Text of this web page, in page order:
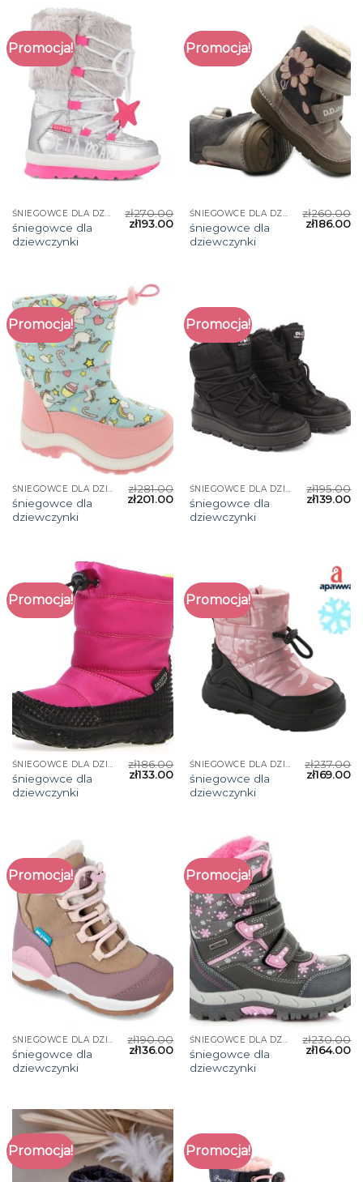
Promocja!
ŚNIEGOWCE DLA DZIEWCZYNKI
śniegowce dla
dziewczynki
zł270.00
zł193.00
Promocja!
ŚNIEGOWCE DLA DZIEWCZYNKI
śniegowce dla
dziewczynki
zł260.00
zł186.00
Promocja!
ŚNIEGOWCE DLA DZIEWCZYNKI
śniegowce dla
dziewczynki
zł281.00
zł201.00
Promocja!
ŚNIEGOWCE DLA DZIEWCZYNKI
śniegowce dla
dziewczynki
zł195.00
zł139.00
Promocja!
ŚNIEGOWCE DLA DZIEWCZYNKI
śniegowce dla
dziewczynki
zł186.00
zł133.00
Promocja!
ŚNIEGOWCE DLA DZIEWCZYNKI
śniegowce dla
dziewczynki
zł237.00
zł169.00
Promocja!
ŚNIEGOWCE DLA DZIEWCZYNKI
śniegowce dla
dziewczynki
zł190.00
zł136.00
Promocja!
ŚNIEGOWCE DLA DZIEWCZYNKI
śniegowce dla
dziewczynki
zł230.00
zł164.00
Promocja! Promocja!